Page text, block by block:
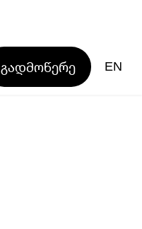
გადმოწერე EN